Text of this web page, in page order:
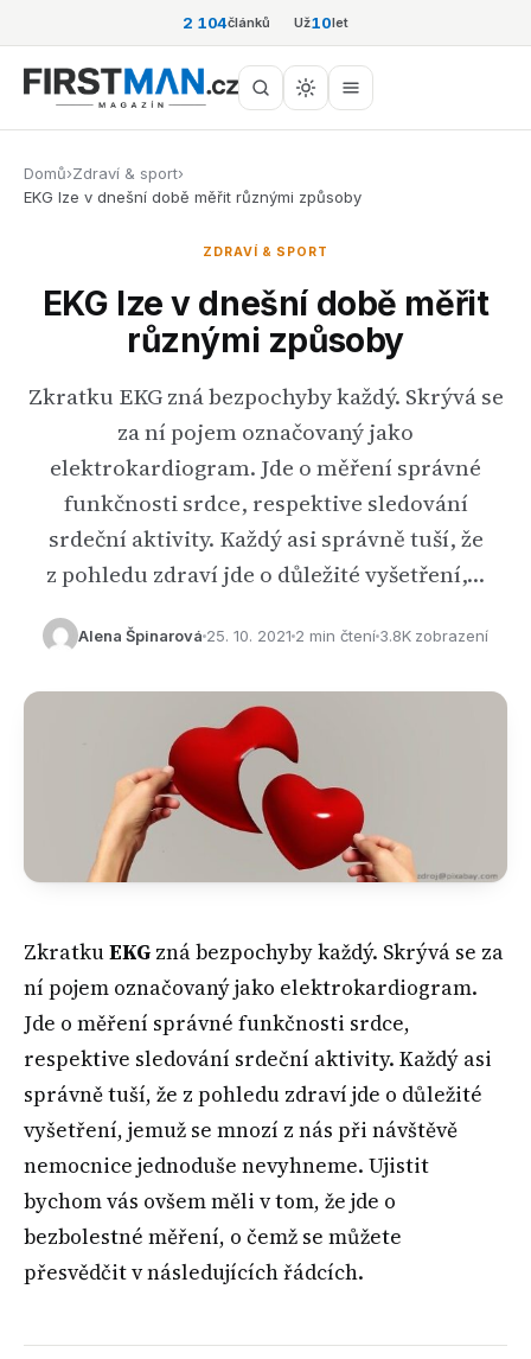
2 104článků Už10let
Domů›Zdraví & sport›
EKG lze v dnešní době měřit různými způsoby
ZDRAVÍ & SPORT
EKG lze v dnešní době měřit
různými způsoby
Zkratku EKG zná bezpochyby každý. Skrývá se
za ní pojem označovaný jako
elektrokardiogram. Jde o měření správné
funkčnosti srdce, respektive sledování
srdeční aktivity. Každý asi správně tuší, že
z pohledu zdraví jde o důležité vyšetření,…
Alena Špinarová 25. 10. 2021 2 min čtení 3.8K zobrazení
ZkratkuEKG zná bezpochyby každý. Skrývá se za
ní pojem označovaný jako elektrokardiogram.
Jde o měření správné funkčnosti srdce,
respektive sledování srdeční aktivity. Každý asi
správně tuší, že z pohledu zdraví jde o důležité
vyšetření, jemuž se mnozí z nás při návštěvě
nemocnice jednoduše nevyhneme. Ujistit
bychom vás ovšem měli v tom, že jde o
bezbolestné měření, o čemž se můžete
přesvědčit v následujících řádcích.